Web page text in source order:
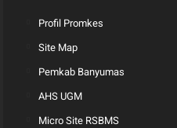
Profil Promkes
Site Map
Pemkab Banyumas
AHS UGM
Micro Site RSBMS